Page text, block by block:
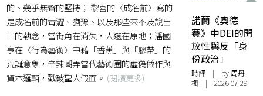
的、幾乎無聲的堅持； 黎喜的〈成名前〉寫的
是成名前的青澀、猶豫、以及那些來不及說出
口的執念，當街角在消失，人還在原地；潘國
亨在〈行為藝術〉中藉「香蕉」與「膠帶」的
荒誕意象，辛辣嘲弄當代藝術圈的虛偽做作與
資本邏輯，戳破聖人假面。 (閱讀更多)
諾蘭《奧德
賽》中DEI的開
放性與反「身
份政治」
時評 | by周丹
楓 | 2026-07-29